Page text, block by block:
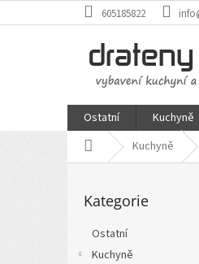
na
605185822
Ostatní Kuchyně
Domů Kuchyně
kategorie
Kategorie
Ostatní
Kuchyně